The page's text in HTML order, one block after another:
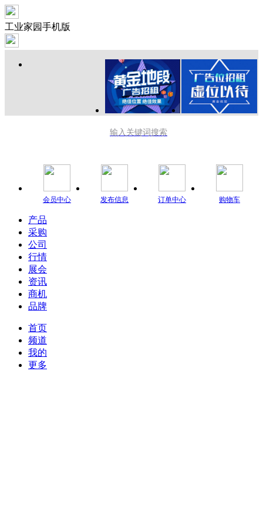
工业家园手机版
输入关键词搜索
会员中心 发布信息 订单中心 购物车
产品
采购
公司
行情
展会
资讯
商机
品牌
首页
频道
我的
更多